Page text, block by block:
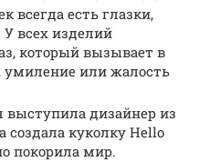
всегда есть глазки,
всех изделий
который вызывает в
умиление или жалость
дизайнер из
куколку Hello
покорила мир.